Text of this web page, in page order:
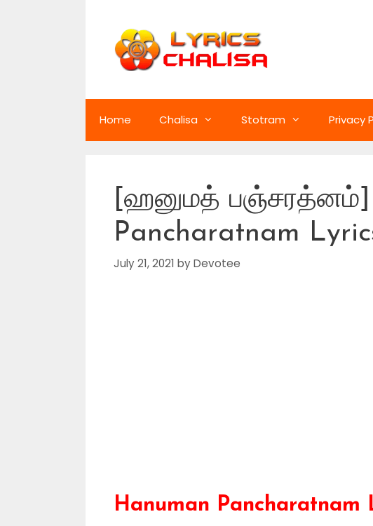
Home Chalisa Stotram Privacy
[ஹனுமத் பஞ்சரத்னம்]
Pancharatnam
July 21, 2021 byDevotee
Hanuman Pancharatnam